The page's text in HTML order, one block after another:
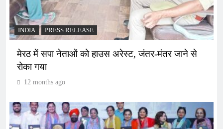
INDIA PRESS RELEASE
मेरठ में सपा नेताओं को हाउस अरेस्ट, जंतर-मंतर जाने से
रोका गया
12 months ago